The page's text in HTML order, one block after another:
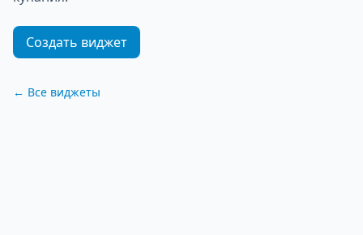
Создать виджет
← Все виджеты